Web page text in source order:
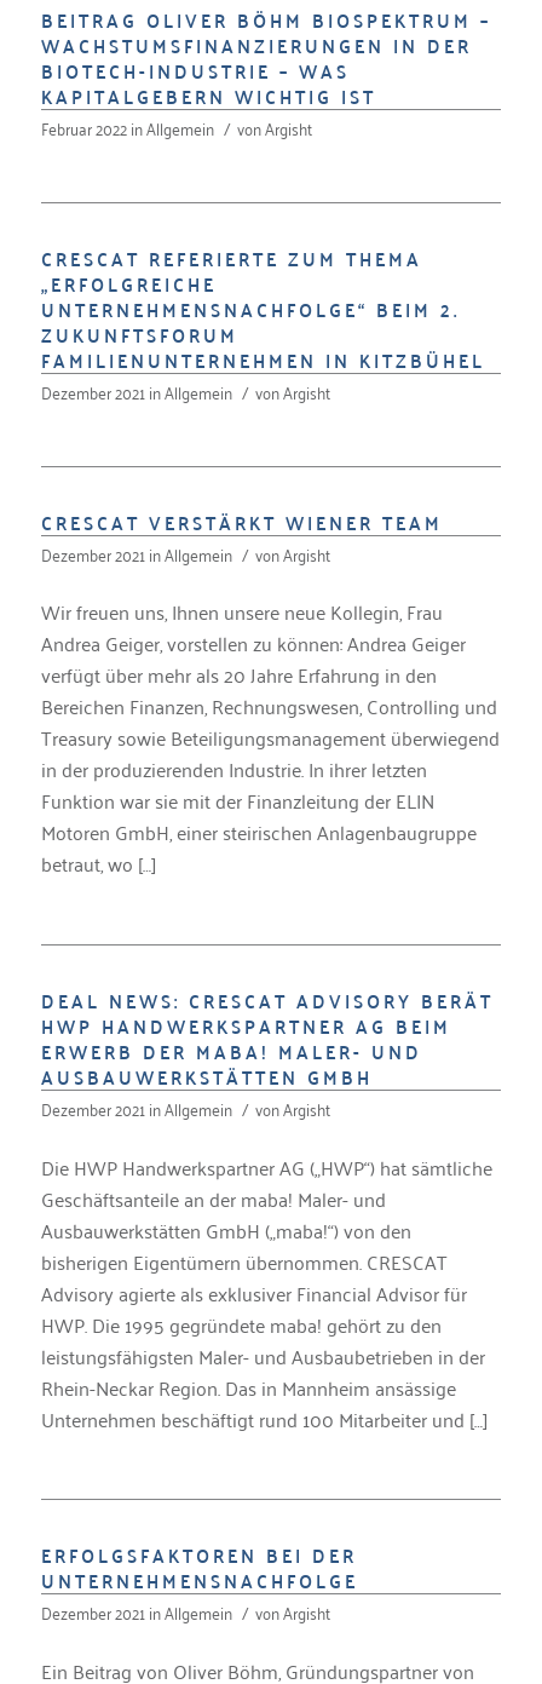
BEITRAG OLIVER BÖHM BIOSPEKTRUM –
WACHSTUMSFINANZIERUNGEN IN DER
BIOTECH-INDUSTRIE – WAS
KAPITALGEBERN WICHTIG IST
Februar 2022inAllgemein / vonArgisht
CRESCAT REFERIERTE ZUM THEMA
„ERFOLGREICHE
UNTERNEHMENSNACHFOLGE“ BEIM 2.
ZUKUNFTSFORUM
FAMILIENUNTERNEHMEN IN KITZBÜHEL
Dezember 2021inAllgemein / vonArgisht
CRESCAT VERSTÄRKT WIENER TEAM
Dezember 2021inAllgemein / vonArgisht
Wir freuen uns, Ihnen unsere neue Kollegin, Frau
Andrea Geiger, vorstellen zu können: Andrea Geiger
verfügt über mehr als 20 Jahre Erfahrung in den
Bereichen Finanzen, Rechnungswesen, Controlling und
Treasury sowie Beteiligungsmanagement überwiegend
in der produzierenden Industrie. In ihrer letzten
Funktion war sie mit der Finanzleitung der ELIN
Motoren GmbH, einer steirischen Anlagenbaugruppe
betraut, wo […]
DEAL NEWS: CRESCAT ADVISORY BERÄT
HWP HANDWERKSPARTNER AG BEIM
ERWERB DER MABA! MALER- UND
AUSBAUWERKSTÄTTEN GMBH
Dezember 2021inAllgemein / vonArgisht
Die HWP Handwerkspartner AG („HWP“) hat sämtliche
Geschäftsanteile an der maba! Maler- und
Ausbauwerkstätten GmbH („maba!“) von den
bisherigen Eigentümern übernommen. CRESCAT
Advisory agierte als exklusiver Financial Advisor für
HWP. Die 1995 gegründete maba! gehört zu den
leistungsfähigsten Maler- und Ausbaubetrieben in der
Rhein-Neckar Region. Das in Mannheim ansässige
Unternehmen beschäftigt rund 100 Mitarbeiter und […]
ERFOLGSFAKTOREN BEI DER
UNTERNEHMENSNACHFOLGE
Dezember 2021inAllgemein / vonArgisht
Ein Beitrag von Oliver Böhm, Gründungspartner von